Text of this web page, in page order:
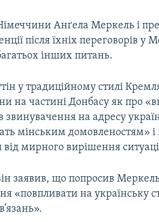
Анґела Меркель і
після їхніх переговорів у
інших питань.
у традиційному стилі
на частині Донбасу як про
звинувачення на адресу
мінським домовленостям»
від мирного вирішення
заявив, що попросив Меркель
«повпливати на українську